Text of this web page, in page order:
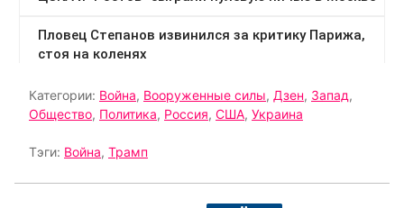
Категории: Война, Вооруженные силы, Дзен, Запад,
Общество, Политика, Россия, США, Украина
Тэги: Война, Трамп